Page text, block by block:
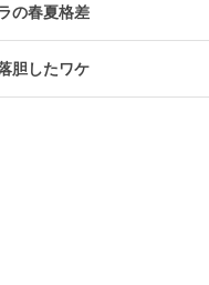
の春夏格差
胆したワケ